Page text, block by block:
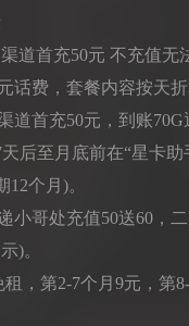
道首充50元 不充值无
话费，套餐内容按天
道首充50元，到账
后至月底前在“星卡助
个月)。
小哥处充值50送60，
)。
，第2-7个月9元，第